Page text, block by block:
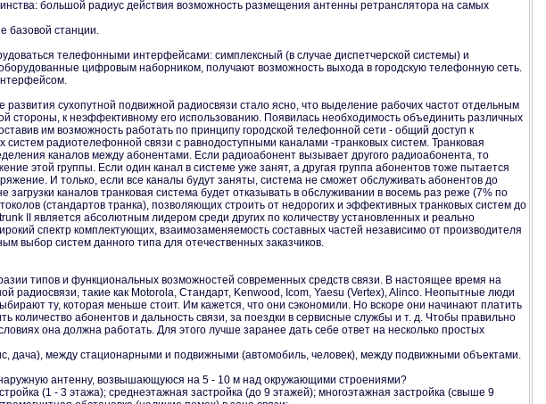
большой радиус действия возможность размещения антенны ретранслятора на самых
базовой станции.
телефонными интерфейсами: симплексный (в случае диспетчерской системы) и
цифровым наборником, получают возможность выхода в городскую телефонную сеть.
сухопутной подвижной радиосвязи стало ясно, что выделение рабочих частот отдельным
стороны, к неэффективному его использованию. Появилась необходимость объединить различных
им возможность работать по принципу городской телефонной сети - общий доступ к
радиотелефонной связи с равнодоступными каналами -транковых систем. Транковая
каналов между абонентами. Если радиоабонент вызывает другого радиоабонента, то
этой группы. Если один канал в системе уже занят, а другая группа абонентов тоже пытается
И только, если все каналы будут заняты, система не сможет обслуживать абонентов до
каналов транковая система будет отказывать в обслуживании в восемь раз реже (7% по
(стандартов транка), позволяющих строить от недорогих и эффективных транковых систем до
II является абсолютным лидером среди других по количеству установленных и реально
спектр комплектующих, взаимозаменяемость составных частей независимо от производителя
выбор систем данного типа для отечественных заказчиков.
типов и функциональных возможностей современных средств связи. В настоящее время на
радиосвязи, такие как Motorola, Стандарт, Kenwood, Icom, Yaesu (Vertex), Alinco. Неопытные люди
ту, которая меньше стоит. Им кажется, что они сэкономили. Но вскоре они начинают платить
абонентов и дальность связи, за поездки в сервисные службы и т. д. Чтобы правильно
она должна работать. Для этого лучше заранее дать себе ответ на несколько простых
дача), между стационарными и подвижными (автомобиль, человек), между подвижными объектами.
антенну, возвышающуюся на 5 - 10 м над окружающими строениями?
(1 - 3 этажа); среднеэтажная застройка (до 9 этажей); многоэтажная застройка (свыше 9